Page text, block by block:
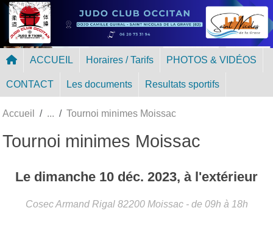
ACCUEIL Horaires / Tarifs PHOTOS & VIDÉOS
CONTACT Les documents Resultats sportifs
Accueil Tournoi minimes Moissac
Tournoi minimes Moissac
Le dimanche 10 déc. 2023, à l'extérieur
Cosec Armand Rigal 82200 Moissac - de 09h à 18h
Panneau de gestion des cookies